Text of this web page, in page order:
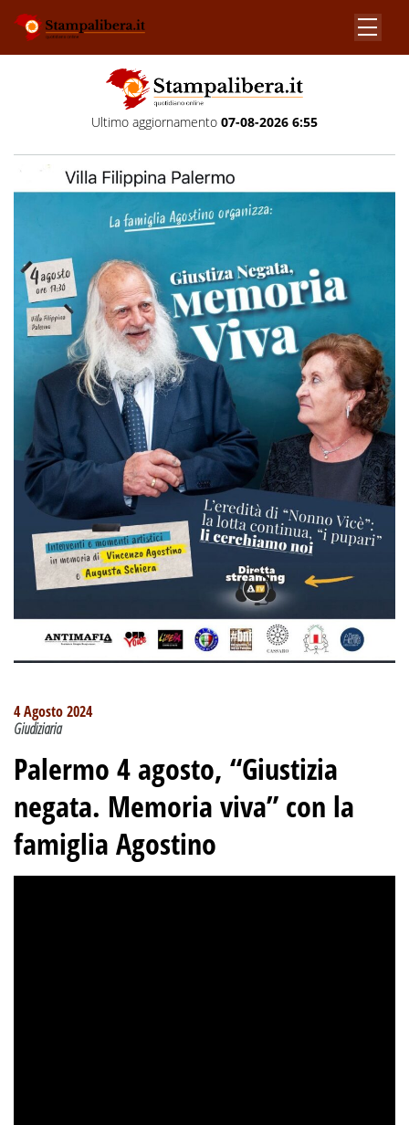
Ultimo aggiornamento 07-08-2026 6:55
4 Agosto 2024
Giudiziaria
Palermo 4 agosto, “Giustizia
negata. Memoria viva” con la
famiglia Agostino